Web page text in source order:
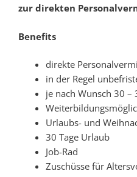
zur direkten
Benefits
direkte
in der Regel
je nach Wunsch 30
Urlaubs- und
30 Tage Urlaub
Job-Rad
Zuschüsse für